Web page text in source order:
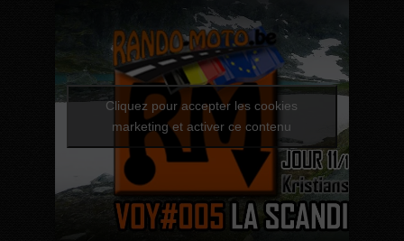
Cliquez pour accepter les cookies
marketing et activer ce contenu